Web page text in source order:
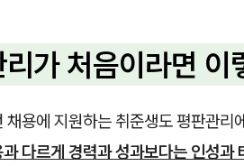
가 처음이라면 이
채용에 지원하는 취준생도 평판관리
다르게 경력과 성과보다는 인성과